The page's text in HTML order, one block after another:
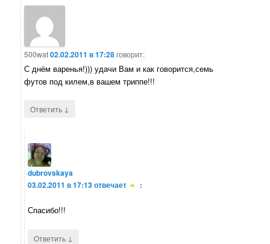
500wat02.02.2011 в 17:28говорит:
С днём варенья!))) удачи Вам и как говорится,семь
футов под килем,в вашем триппе!!!
Ответить ↓
dubrovskaya
03.02.2011 в 17:13отвечает :
Спасибо!!!
Ответить ↓